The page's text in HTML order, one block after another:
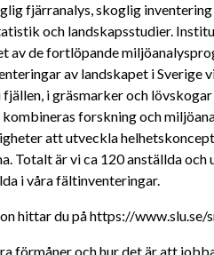
fjärranalys, skoglig
och landskapsstudier.
av de fortlöpande
av landskapet i Sverige
fjällen, i gräsmarker och
forskning och
att utveckla
Totalt är vi ca 120 anställda
i våra fältinventeringar.
hittar du på https://www.slu.se/
förmåner och hur det är att